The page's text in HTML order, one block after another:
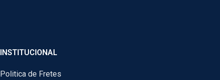
INSTITUCIONAL
Politica de Fretes